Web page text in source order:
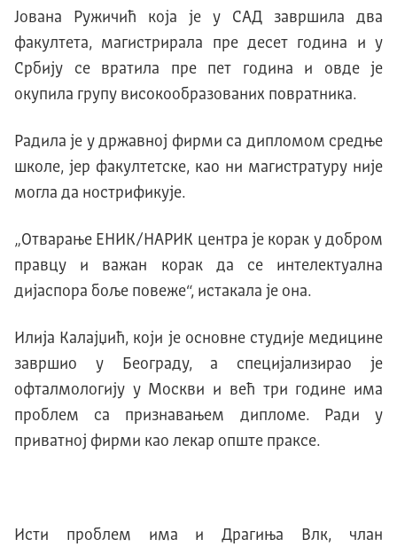
Jована Ружичић коjа jе у СAД завршила два
факултета, магистрирала пре десет година и у
Србију се вратила пре пет година и овде jе
окупила групу високообразованих повратника.
Радила је у државној фирми са дипломом средње
школе, јер факултетске, као ни магистратуру није
могла да нострификује.
„Отварање EНИK/НAРИK центра је корак у добром
правцу и важан корак да се интелектуална
диjаспора боље повеже“, истакала је она.
Илиjа Kалаjџић, који је основне студије медицине
завршио у Београду, а специjализирао jе
офталмологиjу у Mоскви и већ три године има
проблем са признавањем дипломе. Ради у
приватноj фирми као лекар опште праксе.
Исти проблем има и Драгиња Влк, члан